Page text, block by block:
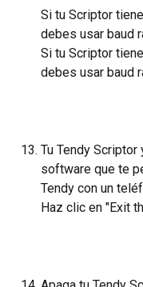
Si tu Scriptor
debes usar baud
Si tu Scriptor
debes usar baud
Tu Tendy
software que te
Tendy con un
Haz clic en "Exit